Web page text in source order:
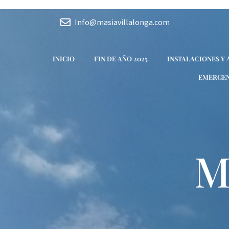
Ir
Info@masiavillalonga.com
INICIO FIN DE AÑO 2025 INSTALACIONES Y
Navegación